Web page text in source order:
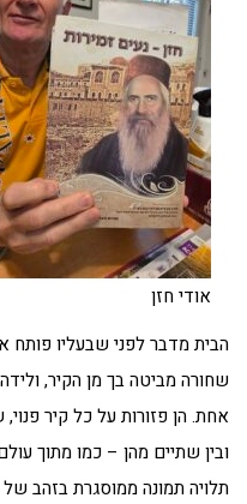
אודי חזן
הבית מדבר לפני שבעליו פותח
שחורה מביטה בך מן הקיר,
אחת. הן פזורות על כל קיר
ובין שתיים מהן – כמו מתוך
תלויה תמונה ממוסגרת בזהב